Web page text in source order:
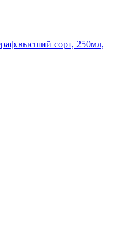
сорт, 250мл,